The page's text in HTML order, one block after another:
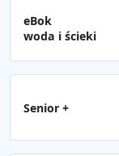
eBok
woda i ścieki
Senior +